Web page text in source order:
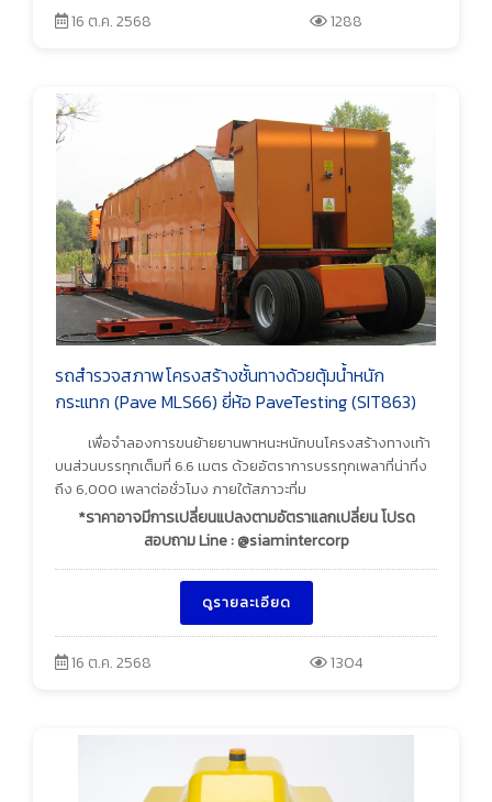
16 ต.ค. 2568 1288
รถสำรวจสภาพโครงสร้างชั้นทางด้วยตุ้มน้ำหนัก
กระแทก (Pave MLS66) ยี่ห้อ PaveTesting (SIT863)
เพื่อจำลองการขนย้ายยานพาหนะหนักบนโครงสร้างทางเท้า
บนส่วนบรรทุกเต็มที่ 6.6 เมตร ด้วยอัตราการบรรทุกเพลาที่น่าทึ่ง
ถึง 6,000 เพลาต่อชั่วโมง ภายใต้สภาวะที่ม
*ราคาอาจมีการเปลี่ยนแปลงตามอัตราแลกเปลี่ยน โปรด
สอบถาม Line : @siamintercorp
ดูรายละเอียด
16 ต.ค. 2568 1304